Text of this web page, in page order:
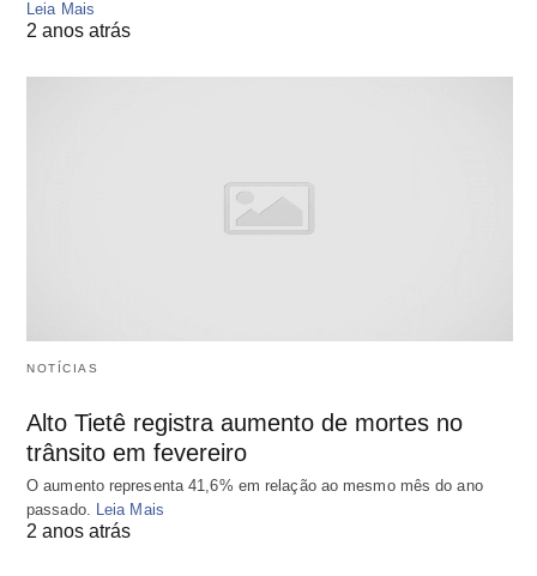
Leia Mais
2 anos atrás
NOTÍCIAS
Alto Tietê registra aumento de mortes no
trânsito em fevereiro
O aumento representa 41,6% em relação ao mesmo mês do ano
passado.
Leia Mais
2 anos atrás